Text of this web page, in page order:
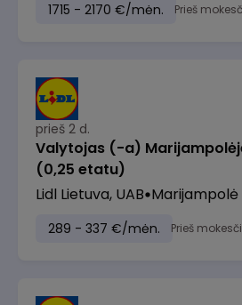
1715 - 2170 €/mėn. Prieš
prieš 2 d.
Valytojas (-a)
(0,25 etatu)
Lidl Lietuva, UAB Marijampolė
289 - 337 €/mėn. Prieš